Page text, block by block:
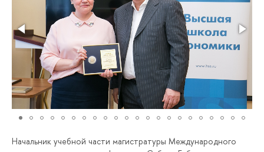
Начальник учебной части магистратуры Международного